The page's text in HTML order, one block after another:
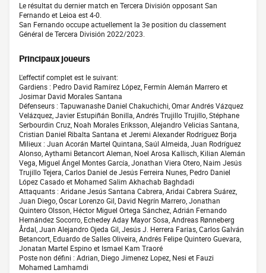
Le résultat du dernier match en Tercera División opposant San
Fernando et Leioa est 4-0.
San Fernando occupe actuellement la 3e position du classement
Général de Tercera División 2022/2023.
Principaux joueurs
L'effectif complet est le suivant:
Gardiens : Pedro David Ramírez López, Fermín Alemán Marrero et
Josimar David Morales Santana
Défenseurs : Tapuwanashe Daniel Chakuchichi, Omar Andrés Vázquez
Velázquez, Javier Estupiñán Bonilla, Andrés Trujillo Trujillo, Stéphane
Serbourdin Cruz, Noah Morales Eriksson, Alejandro Velicias Santana,
Cristian Daniel Ribalta Santana et Jeremi Alexander Rodríguez Borja
Milieux : Juan Acorán Martel Quintana, Saúl Almeida, Juan Rodríguez
Alonso, Aythami Betancort Aleman, Noel Arosa Kallisch, Kilian Alemán
Vega, Miguel Ángel Montes García, Jonathan Viera Otero, Naim Jesús
Trujillo Tejera, Carlos Daniel de Jesús Ferreira Nunes, Pedro Daniel
López Casado et Mohamed Salim Akhachab Baghdadi
Attaquants : Aridane Jesús Santana Cabrera, Aridai Cabrera Suárez,
Juan Diego, Óscar Lorenzo Gil, David Negrín Marrero, Jonathan
Quintero Olsson, Héctor Miguel Ortega Sánchez, Adrián Fernando
Hernández Socorro, Echedey Aday Mayor Sosa, Andreas Rønneberg
Årdal, Juan Alejandro Ojeda Gil, Jesús J. Herrera Farías, Carlos Galván
Betancort, Eduardo de Salles Oliveira, Andrés Felipe Quintero Guevara,
Jonatan Martel Espino et Ismael Kam Traoré
Poste non défini : Adrian, Diego Jimenez Lopez, Nesi et Fauzi
Mohamed Lamhamdi